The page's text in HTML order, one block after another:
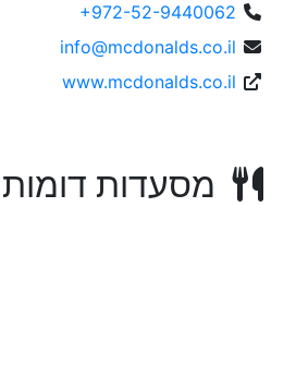
+972-52-9440062
info@mcdonalds.co.il
www.mcdonalds.co.il
מסעדות דומות